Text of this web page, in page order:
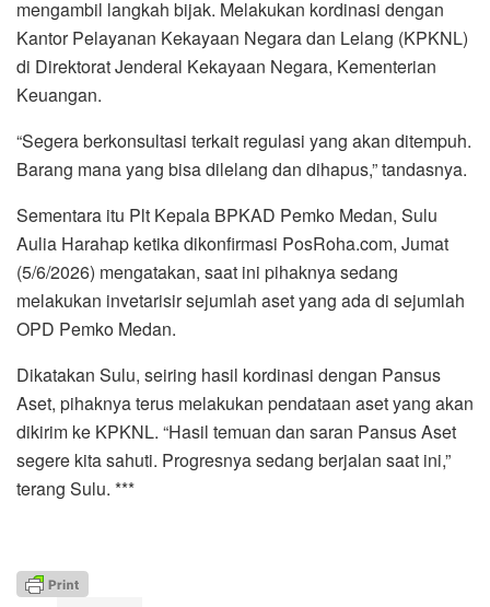
mengambil langkah bijak. Melakukan kordinasi dengan
Kantor Pelayanan Kekayaan Negara dan Lelang (KPKNL)
di Direktorat Jenderal Kekayaan Negara, Kementerian
Keuangan.
“Segera berkonsultasi terkait regulasi yang akan ditempuh.
Barang mana yang bisa dilelang dan dihapus,” tandasnya.
Sementara itu Plt Kepala BPKAD Pemko Medan, Sulu
Aulia Harahap ketika dikonfirmasi PosRoha.com, Jumat
(5/6/2026) mengatakan, saat ini pihaknya sedang
melakukan invetarisir sejumlah aset yang ada di sejumlah
OPD Pemko Medan.
Dikatakan Sulu, seiring hasil kordinasi dengan Pansus
Aset, pihaknya terus melakukan pendataan aset yang akan
dikirim ke KPKNL. “Hasil temuan dan saran Pansus Aset
segere kita sahuti. Progresnya sedang berjalan saat ini,”
terang Sulu. ***